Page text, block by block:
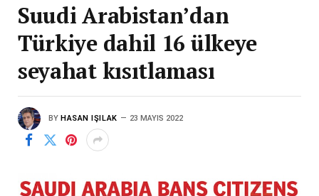
Suudi Arabistan’dan
Türkiye dahil 16 ülkeye
seyahat kısıtlaması
BY HASAN IŞILAK 23 MAYIS 2022